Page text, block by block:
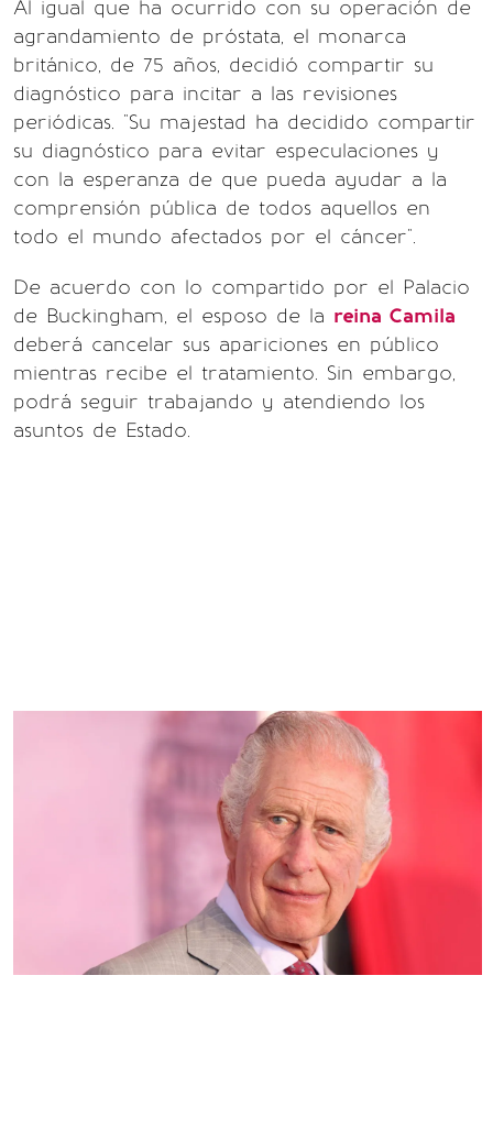
Al igual que ha ocurrido con su operación de
agrandamiento de próstata, el monarca
británico, de 75 años, decidió compartir su
diagnóstico para incitar a las revisiones
periódicas. "Su majestad ha decidido compartir
su diagnóstico para evitar especulaciones y
con la esperanza de que pueda ayudar a la
comprensión pública de todos aquellos en
todo el mundo afectados por el cáncer".
De acuerdo con lo compartido por el Palacio
de Buckingham, el esposo de la reina Camila
deberá cancelar sus apariciones en público
mientras recibe el tratamiento. Sin embargo,
podrá seguir trabajando y atendiendo los
asuntos de Estado.